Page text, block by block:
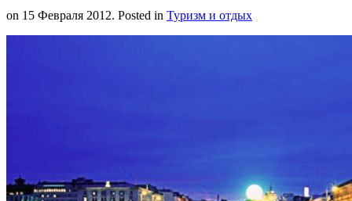
on 15 Февраля 2012. Posted in Туризм и отдых